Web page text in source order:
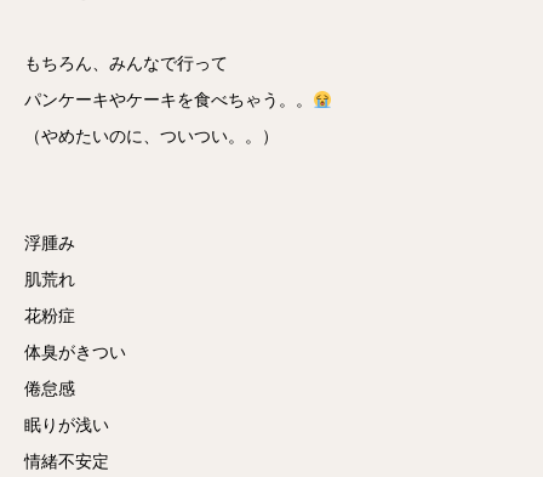
もちろん、みんなで行って
パンケーキやケーキを食べちゃう。。
（やめたいのに、ついつい。。）
浮腫み
肌荒れ
花粉症
体臭がきつい
倦怠感
眠りが浅い
情緒不安定